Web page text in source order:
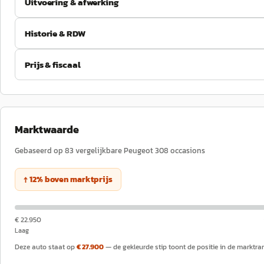
Historie & RDW
Prijs & fiscaal
Marktwaarde
Gebaseerd op 83 vergelijkbarePeugeot308 occasions
↑12%bovenmarktprijs
€ 22.950
Laag
Deze auto staat op€ 27.900— de gekleurde stip toont de positie in de